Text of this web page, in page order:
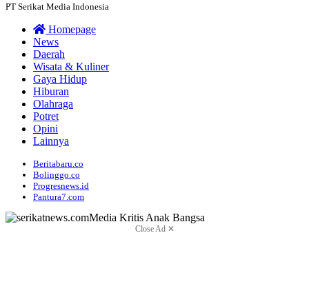
PT Serikat Media Indonesia
Homepage
News
Daerah
Wisata & Kuliner
Gaya Hidup
Hiburan
Olahraga
Potret
Opini
Lainnya
Beritabaru.co
Bolinggo.co
Progresnews.id
Pantura7.com
Close Ad ✕